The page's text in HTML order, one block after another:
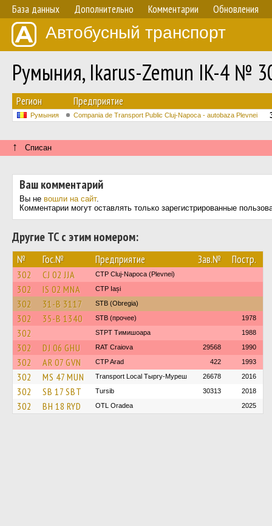
База данных Дополнительно Комментарии Обновления
Автобусный транспорт
Румыния, Ikarus-Zemun IK-4 №
Регион Предприятие
Румыния Compania de Transport Public Cluj-Napoca - autobaza Plevnei
↑ Списан
Ваш комментарий
Вы не вошли на сайт.
Комментарии могут оставлять только зарегистрированные
Другие ТС с этим номером:
№ Гос.№ Предприятие Зав.№ Постр.
302 CJ 02 JJA CTP Cluj-Napoca (Plevnei)
302 IS 02 MNA CTP Iași
302 31-B 3117 STB (Obregia)
302 35-B 1340 STB (прочее) 1978
302 STPT Тимишоара 1988
302 DJ 06 GHU RAT Craiova 29568 1990
302 AR 07 GVN CTP Arad 422 1993
302 MS 47 MUN Transport Local Тыргу-Муреш 26678 2016
302 SB 17 SBT Tursib 30313 2018
302 BH 18 RYD OTL Oradea 2025